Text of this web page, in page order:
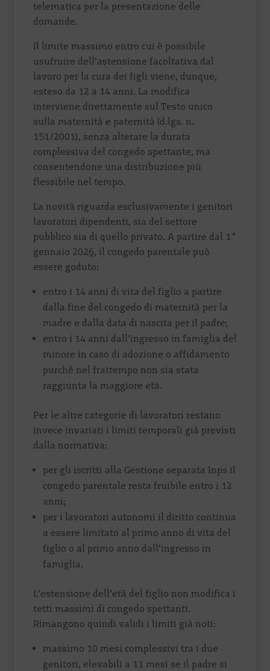
telematica per la presentazione delle
domande.
Il limite massimo entro cui è possibile
usufruire dell’astensione facoltativa dal
lavoro per la cura dei figli viene, dunque,
esteso da 12 a 14 anni. La modifica
interviene direttamente sul Testo unico
sulla maternità e paternità (d.lgs. n.
151/2001), senza alterare la durata
complessiva del congedo spettante, ma
consentendone una distribuzione più
flessibile nel tempo.
La novità riguarda esclusivamente i genitori
lavoratori dipendenti, sia del settore
pubblico sia di quello privato. A partire dal 1°
gennaio 2026, il congedo parentale può
essere goduto:
entro i 14 anni di vita del figlio a partire
dalla fine del congedo di maternità per la
madre e dalla data di nascita per il padre;
entro i 14 anni dall’ingresso in famiglia del
minore in caso di adozione o affidamento
purché nel frattempo non sia stata
raggiunta la maggiore età.
Per le altre categorie di lavoratori restano
invece invariati i limiti temporali già previsti
dalla normativa:
per gli iscritti alla Gestione separata Inps il
congedo parentale resta fruibile entro i 12
anni;
per i lavoratori autonomi il diritto continua
a essere limitato al primo anno di vita del
figlio o al primo anno dall’ingresso in
famiglia.
L’estensione dell’età del figlio non modifica i
tetti massimi di congedo spettanti.
Rimangono quindi validi i limiti già noti:
massimo 10 mesi complessivi tra i due
genitori, elevabili a 11 mesi se il padre si